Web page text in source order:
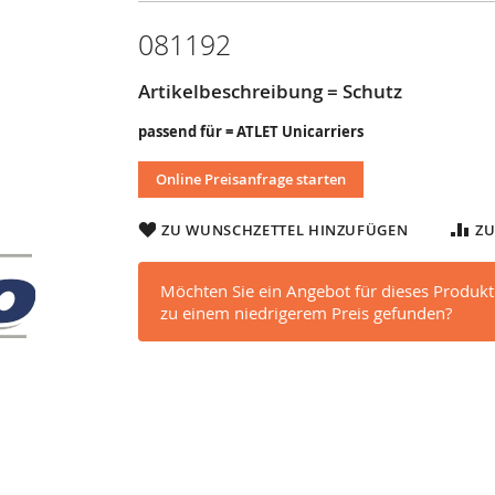
081192
Artikelbeschreibung = Schutz
passend für = ATLET Unicarriers
Online Preisanfrage starten
ZU WUNSCHZETTEL HINZUFÜGEN
Möchten Sie ein Angebot für dieses
zu einem niedrigerem Preis gefunden?